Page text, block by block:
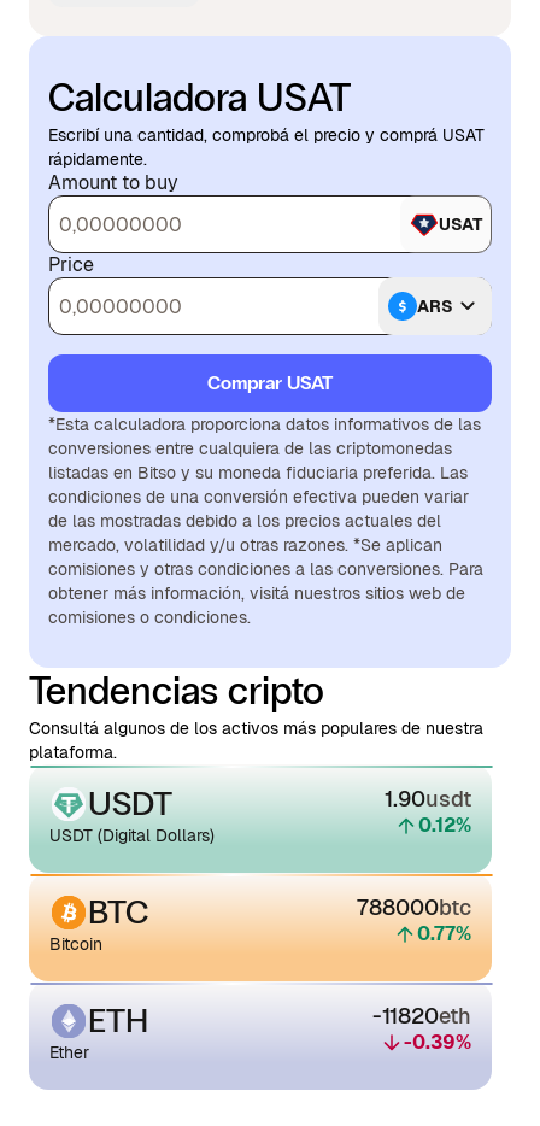
Calculadora USAT
Escribí una cantidad, comprobá el precio y comprá USAT
rápidamente.
Amount to buy
USAT
Price
ARS
Comprar USAT
*Esta calculadora proporciona datos informativos de las
conversiones entre cualquiera de las criptomonedas
listadas en Bitso y su moneda fiduciaria preferida. Las
condiciones de una conversión efectiva pueden variar
de las mostradas debido a los precios actuales del
mercado, volatilidad y/u otras razones. *Se aplican
comisiones y otras condiciones a las conversiones. Para
obtener más información, visitá nuestros sitios web de
comisiones o condiciones.
Tendencias cripto
Consultá algunos de los activos más populares de nuestra
plataforma.
USDT
USDT (Digital Dollars)
1.90usdt
0.12%
BTC
Bitcoin
788000btc
0.77%
ETH
Ether
-11820eth
-0.39%